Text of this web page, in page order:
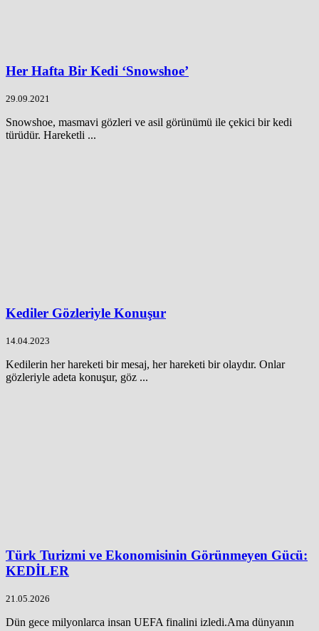
Her Hafta Bir Kedi ‘Snowshoe’
29.09.2021
Snowshoe, masmavi gözleri ve asil görünümü ile çekici bir kedi
türüdür. Hareketli ...
Kediler Gözleriyle Konuşur
14.04.2023
Kedilerin her hareketi bir mesaj, her hareketi bir olaydır. Onlar
gözleriyle adeta konuşur, göz ...
Türk Turizmi ve Ekonomisinin Görünmeyen Gücü:
KEDİLER
21.05.2026
Dün gece milyonlarca insan UEFA finalini izledi.Ama dünyanın